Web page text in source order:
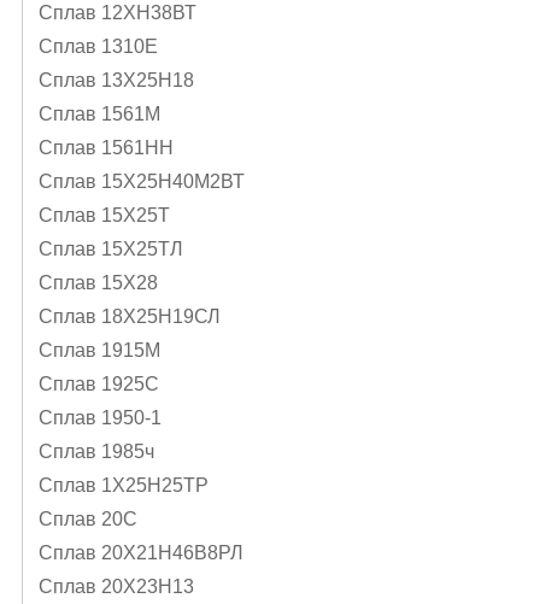
Сплав 12ХН38ВТ
Сплав 1310Е
Сплав 13Х25Н18
Сплав 1561М
Сплав 1561НН
Сплав 15Х25Н40М2ВТ
Сплав 15Х25Т
Сплав 15Х25ТЛ
Сплав 15Х28
Сплав 18Х25Н19СЛ
Сплав 1915М
Сплав 1925С
Сплав 1950-1
Сплав 1985ч
Сплав 1Х25Н25ТР
Сплав 20С
Сплав 20Х21Н46В8РЛ
Сплав 20Х23Н13